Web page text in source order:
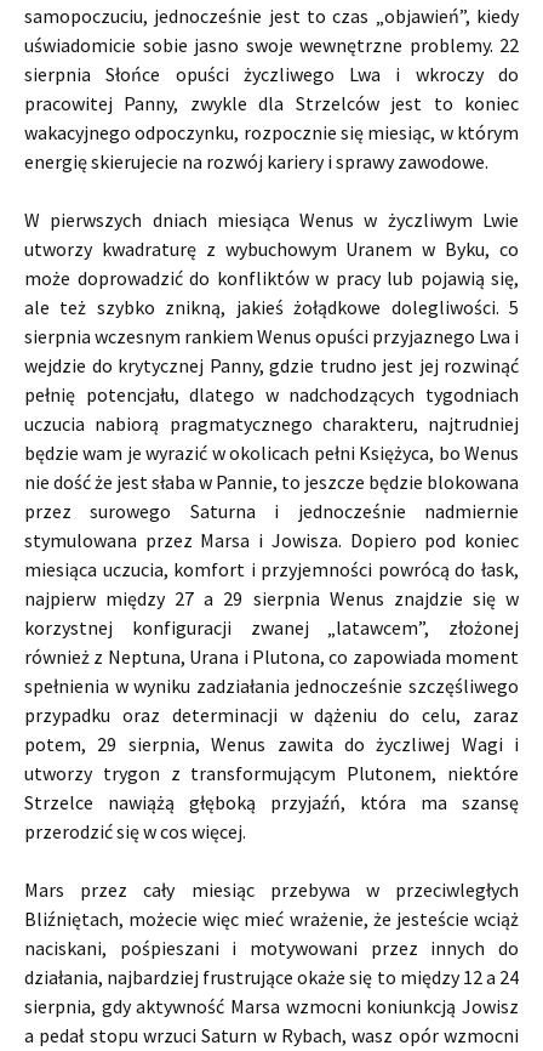
samopoczuciu, jednocześnie jest to czas „objawień”, kiedy
uświadomicie sobie jasno swoje wewnętrzne problemy. 22
sierpnia Słońce opuści życzliwego Lwa i wkroczy do
pracowitej Panny, zwykle dla Strzelców jest to koniec
wakacyjnego odpoczynku, rozpocznie się miesiąc, w którym
energię skierujecie na rozwój kariery i sprawy zawodowe.
W pierwszych dniach miesiąca Wenus w życzliwym Lwie
utworzy kwadraturę z wybuchowym Uranem w Byku, co
może doprowadzić do konfliktów w pracy lub pojawią się,
ale też szybko znikną, jakieś żołądkowe dolegliwości. 5
sierpnia wczesnym rankiem Wenus opuści przyjaznego Lwa i
wejdzie do krytycznej Panny, gdzie trudno jest jej rozwinąć
pełnię potencjału, dlatego w nadchodzących tygodniach
uczucia nabiorą pragmatycznego charakteru, najtrudniej
będzie wam je wyrazić w okolicach pełni Księżyca, bo Wenus
nie dość że jest słaba w Pannie, to jeszcze będzie blokowana
przez surowego Saturna i jednocześnie nadmiernie
stymulowana przez Marsa i Jowisza. Dopiero pod koniec
miesiąca uczucia, komfort i przyjemności powrócą do łask,
najpierw między 27 a 29 sierpnia Wenus znajdzie się w
korzystnej konfiguracji zwanej „latawcem”, złożonej
również z Neptuna, Urana i Plutona, co zapowiada moment
spełnienia w wyniku zadziałania jednocześnie szczęśliwego
przypadku oraz determinacji w dążeniu do celu, zaraz
potem, 29 sierpnia, Wenus zawita do życzliwej Wagi i
utworzy trygon z transformującym Plutonem, niektóre
Strzelce nawiążą głęboką przyjaźń, która ma szansę
przerodzić się w cos więcej.
Mars przez cały miesiąc przebywa w przeciwległych
Bliźniętach, możecie więc mieć wrażenie, że jesteście wciąż
naciskani, pośpieszani i motywowani przez innych do
działania, najbardziej frustrujące okaże się to między 12 a 24
sierpnia, gdy aktywność Marsa wzmocni koniunkcją Jowisz
a pedał stopu wrzuci Saturn w Rybach, wasz opór wzmocni